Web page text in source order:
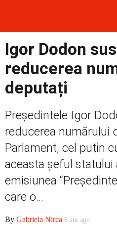
Prima
Externe
Igor Dodon
reducerea
deputați
Președintele Igor
reducerea numărului
Parlament, cel puțin
aceasta șeful statului
emisiunea
care o...
By Gabriela Nirca 6 ani ago